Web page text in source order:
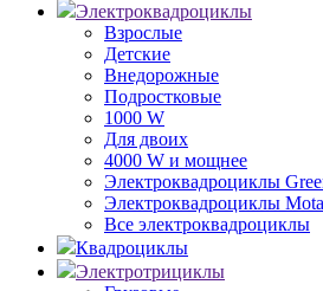
Электроквадроциклы
Взрослые
Детские
Внедорожные
Подростковые
1000 W
Для двоих
4000 W и мощнее
Электроквадроциклы
Электроквадроциклы
Все электроквадроциклы
Квадроциклы
Электротрициклы